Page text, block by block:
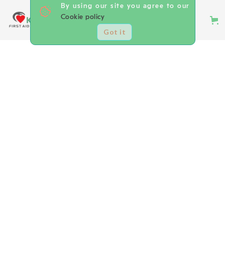
By using our site you agree to our
Cookie policy
Got it